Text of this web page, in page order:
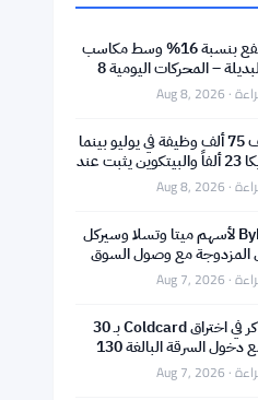
بيتواي ترتفع بنسبة 16% وسط مكاسب
كندا تضيف 75 ألف وظيفة في يوليو بينما